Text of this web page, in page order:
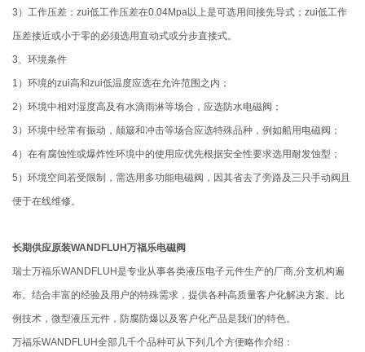
3）工作压差：zui低工作压差在0.04Mpa以上是可选用间接先导式；zui低工作
压差接近或小于零的必须选用直动式或分步直接式。
3、环境条件
1）环境的zui高和zui低温度应选在允许范围之内；
2）环境中相对湿度高及有水滴雨淋等场合，应选防水电磁阀；
3）环境中经常有振动，颠簸和冲击等场合应选特殊品种，例如船用电磁阀；
4）在有腐蚀性或爆炸性环境中的使用应优先根据安全性要求选用耐发蚀型；
5）环境空间若受限制，需选用多功能电磁阀，因其省去了旁路及三只手动阀且
便于在线维修。
长期供应原装WANDFLUH万福乐电磁阀
瑞士万福乐WANDFLUH是专业从事各类液压电子元件生产的厂商,分支机构遍
布。结合丰富的经验及用户的特殊需求，提供各种高质量客户化解决方案。比
例技术，微型液压元件，防腐防爆以及客户化产品是我们的特色。
万福乐WANDFLUH全部几千个品种可从下列几个方便略作介绍：